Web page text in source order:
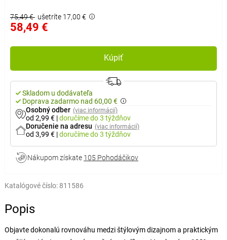
75,49 € ušetríte 17,00 €
58,49 €
Kúpiť
Skladom u dodávateľa
Doprava zadarmo nad 60,00 €
Osobný odber (viac informácií)
od 2,99 € |doručímedo 3 týždňov
Doručenie na adresu (viac informácií)
od 3,99 € |doručímedo 3 týždňov
Nákupom získate 105 Pohodáčikov
Katalógové číslo: 811586
Popis
Objavte dokonalú rovnováhu medzi štýlovým dizajnom a praktickým